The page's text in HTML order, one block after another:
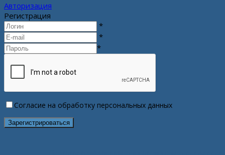
Авторизация
Регистрация
*
*
*
Согласие на обработку персональных данных